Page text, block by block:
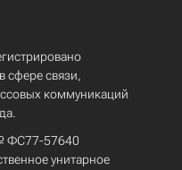
сфере связи,
коммуникаций
ФС77-57640
унитарное